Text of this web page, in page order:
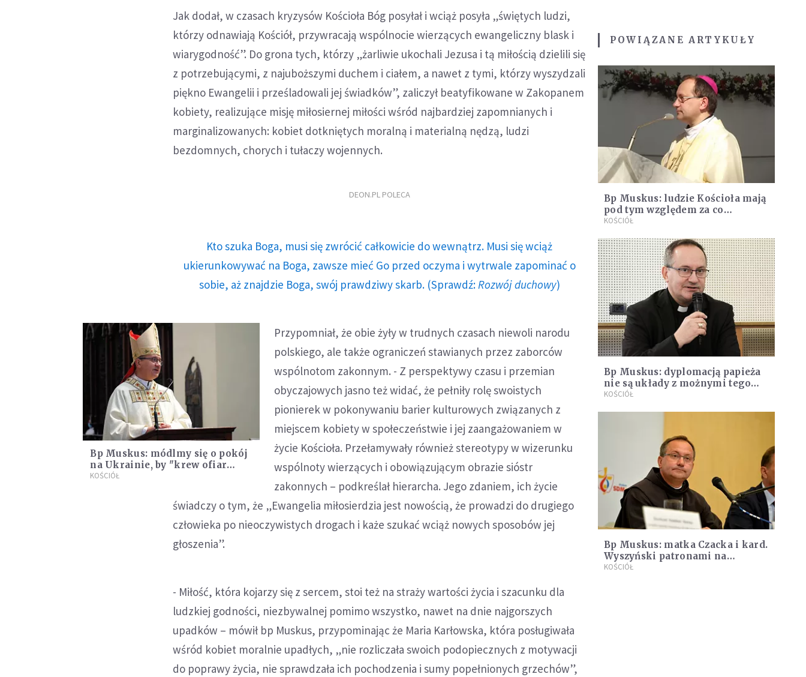
Jak dodał, w czasach kryzysów Kościoła Bóg posyłał i wciąż posyła „świętych ludzi,
którzy odnawiają Kościół, przywracają wspólnocie wierzących ewangeliczny blask i
wiarygodność”. Do grona tych, którzy „żarliwie ukochali Jezusa i tą miłością dzielili się
z potrzebującymi, z najuboższymi duchem i ciałem, a nawet z tymi, którzy wyszydzali
piękno Ewangelii i prześladowali jej świadków”, zaliczył beatyfikowane w Zakopanem
kobiety, realizujące misję miłosiernej miłości wśród najbardziej zapomnianych i
marginalizowanych: kobiet dotkniętych moralną i materialną nędzą, ludzi
bezdomnych, chorych i tułaczy wojennych.
DEON.PL POLECA
Kto szuka Boga, musi się zwrócić całkowicie do wewnątrz. Musi się wciąż
ukierunkowywać na Boga, zawsze mieć Go przed oczyma i wytrwale zapominać o
sobie, aż znajdzie Boga, swój prawdziwy skarb. (Sprawdź: Rozwój duchowy)
Bp Muskus: módlmy się o pokój
na Ukrainie, by "krew ofiar
wojny nie poszła na marne"
KOŚCIÓŁ
Przypomniał, że obie żyły w trudnych czasach niewoli narodu
polskiego, ale także ograniczeń stawianych przez zaborców
wspólnotom zakonnym. - Z perspektywy czasu i przemian
obyczajowych jasno też widać, że pełniły rolę swoistych
pionierek w pokonywaniu barier kulturowych związanych z
miejscem kobiety w społeczeństwie i jej zaangażowaniem w
życie Kościoła. Przełamywały również stereotypy w wizerunku
wspólnoty wierzących i obowiązującym obrazie sióstr
zakonnych – podkreślał hierarcha. Jego zdaniem, ich życie
świadczy o tym, że „Ewangelia miłosierdzia jest nowością, że prowadzi do drugiego
człowieka po nieoczywistych drogach i każe szukać wciąż nowych sposobów jej
głoszenia”.
- Miłość, która kojarzy się z sercem, stoi też na straży wartości życia i szacunku dla
ludzkiej godności, niezbywalnej pomimo wszystko, nawet na dnie najgorszych
upadków – mówił bp Muskus, przypominając że Maria Karłowska, która posługiwała
wśród kobiet moralnie upadłych, „nie rozliczała swoich podopiecznych z motywacji
do poprawy życia, nie sprawdzała ich pochodzenia i sumy popełnionych grzechów”,
POWIĄZANE ARTYKUŁY
Bp Muskus: ludzie Kościoła mają
pod tym względem za co
przepraszać
KOŚCIÓŁ
Bp Muskus: dyplomacją papieża
nie są układy z możnymi tego
świata, ale Ewangelia
KOŚCIÓŁ
Bp Muskus: matka Czacka i kard.
Wyszyński patronami na
niełatwe czasy
KOŚCIÓŁ